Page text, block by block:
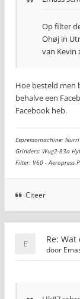
Op filter
Ohøj in
van Kevin
Hoe besteld men
behalve een
Facebook heb.
Espressomachine:
Grinders: Wug2-83a
Filter: V60 - Aeropress
Citeer
Re:
door